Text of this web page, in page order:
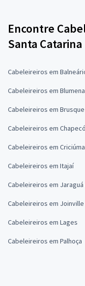
Encontre
Santa Catarina
Cabeleireiros em
Cabeleireiros em
Cabeleireiros em Brusque
Cabeleireiros em Chapecó
Cabeleireiros em Criciúma
Cabeleireiros em Itajaí
Cabeleireiros em Jaraguá
Cabeleireiros em Joinville
Cabeleireiros em Lages
Cabeleireiros em Palhoça